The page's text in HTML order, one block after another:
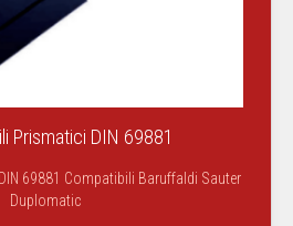
Prismatici DIN 69881
69881 Compatibili Baruffaldi Sauter
Duplomatic